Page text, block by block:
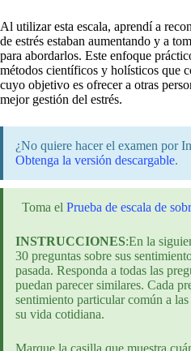
Al utilizar esta escala, aprendí a
de estrés estaban aumentando y a
para abordarlos. Este enfoque
métodos científicos y holísticos que
cuyo objetivo es ofrecer a otras
mejor gestión del estrés.
¿No quiere hacer el examen por
Obtenga la versión descargable.
Toma elPrueba de escala de
INSTRUCCIONES:En la
30 preguntas sobre sus
pasada. Responda a todas las
puedan parecer similares. Cada
sentimiento particular común a
su vida cotidiana.
Marque la casilla que muestra